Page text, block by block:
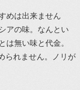
めは出来ません
アの味。なんとい
は無い味と代金。
られません。ノリが